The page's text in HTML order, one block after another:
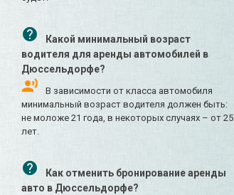
Какой минимальный возраст
водителя для аренды автомобилей в
Дюссельдорфе?
В зависимости от класса автомобиля
минимальный возраст водителя должен быть:
не моложе 21 года, в некоторых случаях – от 25
лет.
Как отменить бронирование аренды
авто в Дюссельдорфе?